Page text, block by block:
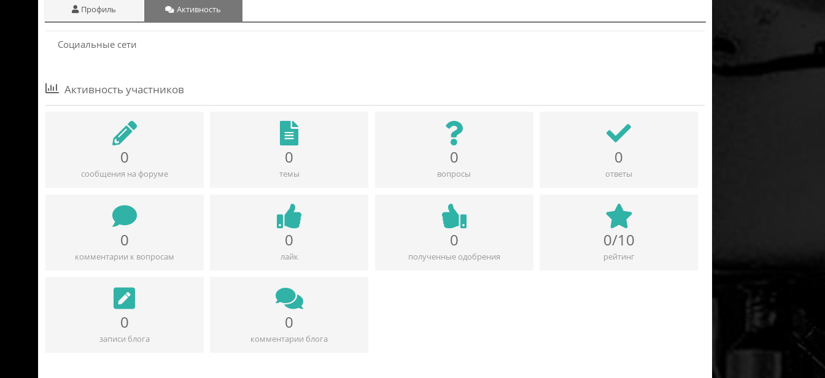
Профиль Активность
Социальные сети
Активность участников
0
сообщения на форуме
0
темы
0
вопросы
0
ответы
0
комментарии к вопросам
0
лайк
0
полученные одобрения
0/10
рейтинг
0
записи блога
0
комментарии блога